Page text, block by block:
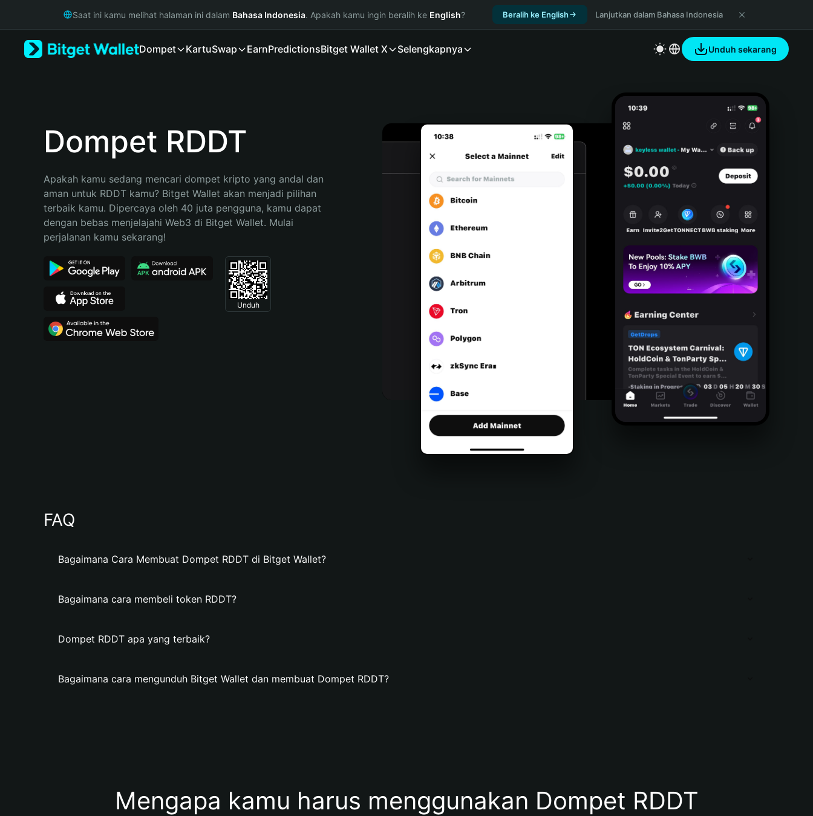
Русский
Bahasa Indonesia
Español (Argentina)
Saat ini kamu melihat halaman ini dalam Bahasa Indonesia. Apakah kamu ingin beralih ke English? Beralih ke English Lanjutkan dalam Bahasa Indonesia
Dompet KartuSwap EarnPredictionsBitget Wallet X Selengkapnya Unduh sekarang
Dompet RDDT
Apakah kamu sedang mencari dompet kripto yang andal dan
aman untuk RDDT kamu? Bitget Wallet akan menjadi pilihan
terbaik kamu. Dipercaya oleh 40 juta pengguna, kamu dapat
dengan bebas menjelajahi Web3 di Bitget Wallet. Mulai
perjalanan kamu sekarang!
Unduh
FAQ
Bagaimana Cara Membuat Dompet RDDT di Bitget Wallet?
Bagaimana cara membeli token RDDT?
Dompet RDDT apa yang terbaik?
Bagaimana cara mengunduh Bitget Wallet dan membuat Dompet RDDT?
Mengapa kamu harus menggunakan Dompet RDDT